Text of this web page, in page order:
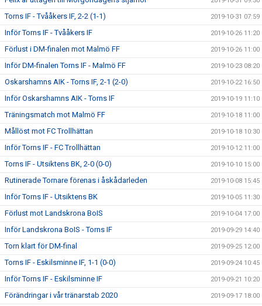
Torns IF - Tvååkers IF, 2-2 (1-1) 2019-10-31 07:59
Inför Torns IF - Tvååkers IF 2019-10-26 11:20
Förlust i DM-finalen mot Malmö FF 2019-10-26 11:00
Inför DM-finalen Torns IF - Malmö FF 2019-10-23 08:20
Oskarshamns AIK - Torns IF, 2-1 (2-0) 2019-10-22 16:50
Inför Oskarshamns AIK - Torns IF 2019-10-19 11:10
Träningsmatch mot Malmö FF 2019-10-18 11:00
Mållöst mot FC Trollhättan 2019-10-18 10:30
Inför Torns IF - FC Trollhättan 2019-10-12 11:00
Torns IF - Utsiktens BK, 2-0 (0-0) 2019-10-10 15:00
Rutinerade Tornare förenas i åskådarleden 2019-10-08 15:45
Inför Torns IF - Utsiktens BK 2019-10-05 11:30
Förlust mot Landskrona BoIS 2019-10-04 17:00
Inför Landskrona BoIS - Torns IF 2019-09-29 14:40
Torn klart för DM-final 2019-09-25 12:00
Torns IF - Eskilsminne IF, 1-1 (0-0) 2019-09-24 10:45
Inför Torns IF - Eskilsminne IF 2019-09-21 10:20
Förändringar i vår tränarstab 2020 2019-09-17 18:00